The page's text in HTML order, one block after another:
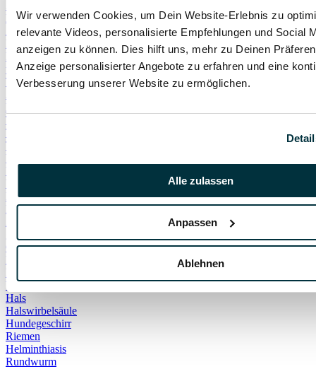
Wir verwenden Cookies, um Dein Website-Erlebnis zu
relevante Videos, personalisierte Empfehlungen und Social
anzeigen zu können. Dies hilft uns, mehr zu Deinen
Anzeige personalisierter Angebote zu erfahren und eine
Verbesserung unserer Website zu ermöglichen.
Alle zulassen
Anpassen
Ablehnen
HCC
Arzt
Krankheit
Routineuntersuchung
technische Fortschritt
Tiermedizin
Probleme Übergewicht
Tierarztkosten Katze
Tiergesundheit
Tierkrankheiten
Übergewicht Haustiere
Übergewicht Hund
Übergewicht Katze
Hormonchip
Pyometra
Gulahund
Läufig
Problemhund
Verletzungen
Hals
Halswirbelsäule
Hundegeschirr
Riemen
Helminthiasis
Rundwurm